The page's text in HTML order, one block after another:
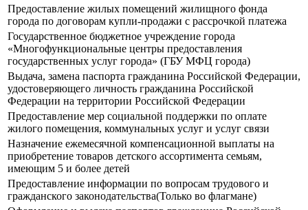
Предоставление жилых помещений жилищного фонда
города по договорам купли-продажи с рассрочкой платежа
Государственное бюджетное учреждение города
«Многофункциональные центры предоставления
государственных услуг города» (ГБУ МФЦ города)
Выдача, замена паспорта гражданина Российской Федерации,
удостоверяющего личность гражданина Российской
Федерации на территории Российской Федерации
Предоставление мер социальной поддержки по оплате
жилого помещения, коммунальных услуг и услуг связи
Назначение ежемесячной компенсационной выплаты на
приобретение товаров детского ассортимента семьям,
имеющим 5 и более детей
Предоставление информации по вопросам трудового и
гражданского законодательства(Только во флагмане)